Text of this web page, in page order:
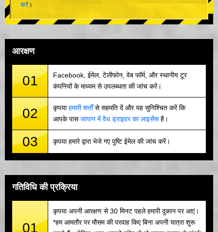
करें ।
आरक्षण
01
Facebook, ईमेल, टेलीफोन, वेब फॉर्म, और स्थानीय टूर
कंपनियों के माध्यम से उपलब्धता की जांच करें।
02 कृपयाहमारी शर्तोंसे सहमति दें और यह सुनिश्चित करें कि
आपके पासजापान में वैध ड्राइवर का लाइसेंसहै।
03 कृपया हमारे द्वारा भेजे गए पुष्टि ईमेल की जांच करें।
गतिविधि की प्रक्रिया
01
कृपया अपनी आरक्षण से 30 मिनट पहले हमारी दुकान पर आएं।
*हम आमतौर पर मौसम की परवाह किए बिना अपनी यात्रा शुरू